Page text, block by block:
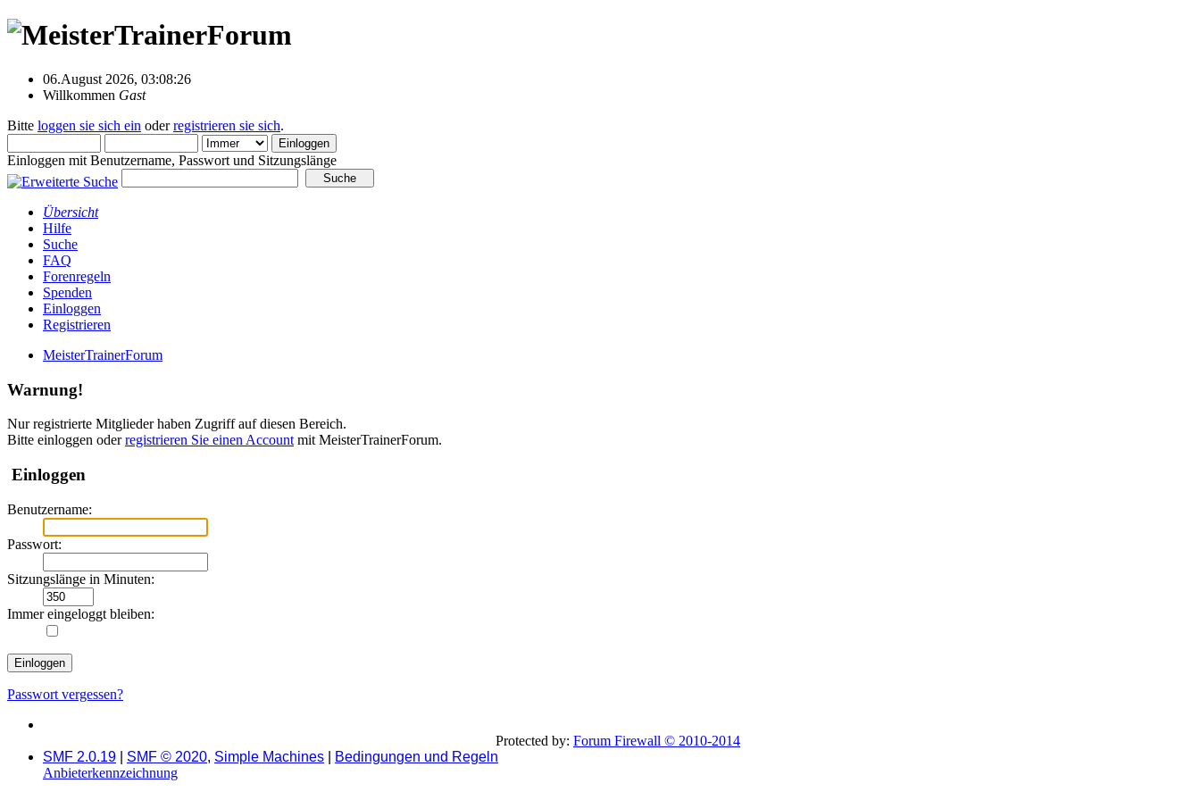
06.August 2026, 03:08:26
Willkommen Gast
Bitte loggen sie sich ein oderregistrieren sie sich.
Einloggen mit Benutzername, Passwort und Sitzungslänge
Übersicht
Hilfe
Suche
FAQ
Forenregeln
Spenden
Einloggen
Registrieren
MeisterTrainerForum
Warnung!
Nur registrierte Mitglieder haben Zugriff auf diesen Bereich.
Bitte einloggen oderregistrieren Sie einen Account mit MeisterTrainerForum.
Einloggen
Benutzername:
Passwort:
Sitzungslänge in Minuten:
Immer eingeloggt bleiben:
Passwort vergessen?
Protected by: Forum Firewall © 2010-2014
SMF 2.0.19
SMF © 2020, Simple Machines
Bedingungen und Regeln
Anbieterkennzeichnung